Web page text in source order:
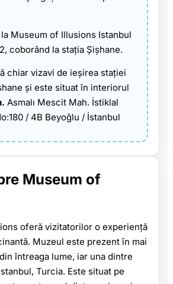
Museum of Illusions Istanbul
coborând la stația Şişhane.
chiar vizavi de ieșirea stației
și este situat în interiorul
Asmalı Mescit Mah. İstiklal
/ 4B Beyoğlu / İstanbul
Museum of
oferă vizitatorilor o experiență
Muzeul este prezent în mai
întreaga lume, iar una dintre
Turcia. Este situat pe